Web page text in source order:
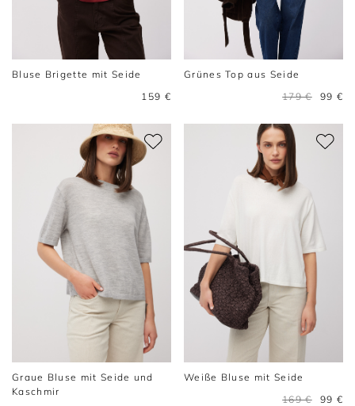
Bluse Brigette mit Seide
159 €
Grünes Top aus Seide
179 €
99 €
Graue Bluse mit Seide und
Kaschmir
Weiße Bluse mit Seide
169 €
99 €